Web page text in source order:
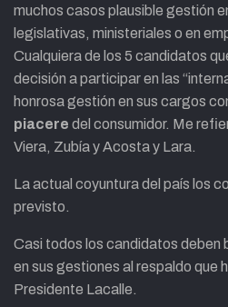
muchos casos plausible gestión
legislativas, ministeriales o en
Cualquiera de los 5 candidatos
decisión a participar en las
honrosa gestión en sus cargos
piacere del consumidor. Me
Viera, Zubía y Acosta y Lara.
La actual coyuntura del país los
previsto.
Casi todos los candidatos deben
en sus gestiones al respaldo que
Presidente Lacalle.